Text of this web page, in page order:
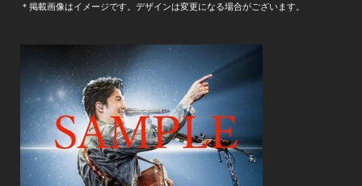
＊掲載画像はイメージです。デザインは変更になる場合がございます。